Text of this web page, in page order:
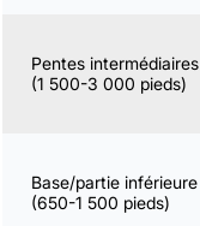
Pentes intermédiaires
(1 500-3 000 pieds)
Base/partie inférieure
(650-1 500 pieds)